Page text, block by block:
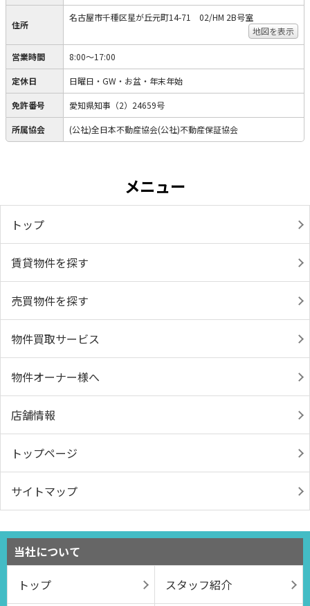
住所
名古屋市千種区星が丘元町14-71 02/HM 2B号室
地図を表示
営業時間 8:00～17:00
定休日 日曜日・GW・お盆・年末年始
免許番号 愛知県知事（2）24659号
所属協会 (公社)全日本不動産協会(公社)不動産保証協会
メニュー
トップ
賃貸物件を探す
売買物件を探す
物件買取サービス
物件オーナー様へ
店舗情報
トップページ
サイトマップ
当社について
トップ
スタッフ紹介